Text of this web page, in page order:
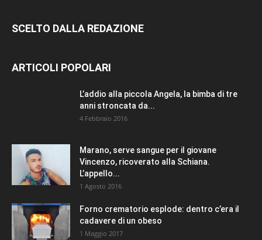
SCELTO DALLA REDAZIONE
ARTICOLI POPOLARI
L’addio alla piccola Angela, la bimba di tre
anni stroncata da...
4 Febbraio 2016
Marano, serve sangue per il giovane
Vincenzo, ricoverato alla Schiana.
L’appello...
1 Agosto 2016
Forno crematorio esplode: dentro c’era il
cadavere di un obeso
1 Maggio 2017